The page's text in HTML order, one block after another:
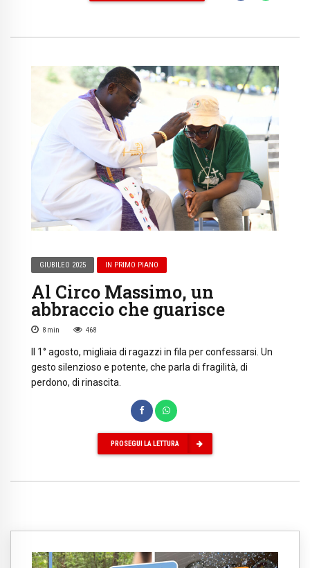
GIUBILEO 2025 IN PRIMO PIANO
Al Circo Massimo, un
abbraccio che guarisce
8 min 468
Il 1° agosto, migliaia di ragazzi in fila per confessarsi. Un
gesto silenzioso e potente, che parla di fragilità, di
perdono, di rinascita.
PROSEGUI LA LETTURA